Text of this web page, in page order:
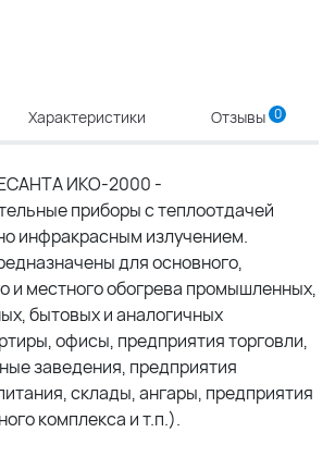
Характеристики Отзывы 0
ИКО-2000 -
приборы с теплоотдачей
инфракрасным излучением.
для основного,
и местного обогрева промышленных,
бытовых и аналогичных
офисы, предприятия торговли,
заведения, предприятия
склады, ангары, предприятия
комплекса и т.п.).